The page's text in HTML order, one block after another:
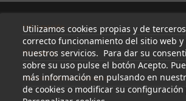
Utilizamos cookies propias y de
correcto funcionamiento del sitio web
nuestros servicios. Para dar su
sobre su uso pulse el botón Acepto.
más información en pulsando en
de cookies o modificar su
Información
Mi cuenta
Información de contacto